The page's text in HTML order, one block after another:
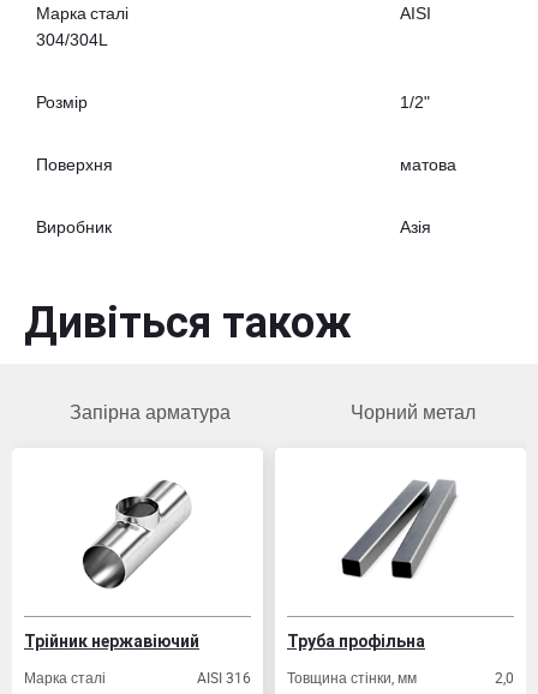
Марка сталі
AISI
304/304L
Розмір 1/2"
Поверхня матова
Виробник Азія
Дивіться також
Запірна арматура
Трійник нержавіючий
Марка сталі
AISI 316
Чорний метал
Труба профільна
Товщина стінки, мм
2,0